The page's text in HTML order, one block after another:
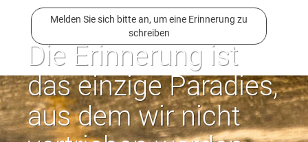
Melden Sie sich bitte an, um eine Erinnerung zu
schreiben
Die Erinnerung ist
das einzige Paradies,
aus dem wir nicht